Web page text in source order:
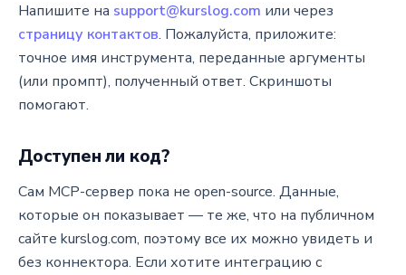
Напишите на support@kurslog.com или через
страницу контактов. Пожалуйста, приложите:
точное имя инструмента, переданные аргументы
(или промпт), полученный ответ. Скриншоты
помогают.
Доступен ли код?
Сам MCP-сервер пока не open-source. Данные,
которые он показывает — те же, что на публичном
сайте kurslog.com, поэтому все их можно увидеть и
без коннектора. Если хотите интеграцию с